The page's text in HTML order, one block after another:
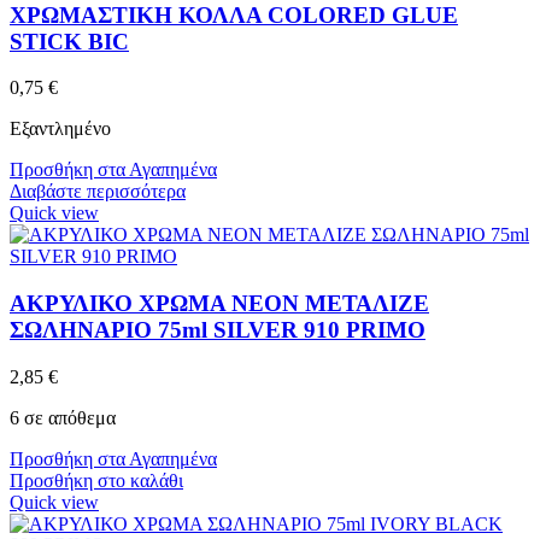
ΧΡΩΜΑΣΤΙΚΗ ΚΟΛΛΑ COLORED GLUE
STICK BIC
0,75 €
Εξαντλημένο
Προσθήκη στα Αγαπημένα
Διαβάστε περισσότερα
Quick view
ΑΚΡΥΛΙΚΟ ΧΡΩΜΑ ΝΕΟΝ ΜΕΤΑΛΙΖΕ
ΣΩΛΗΝΑΡΙΟ 75ml SILVER 910 PRIMO
2,85 €
6 σε απόθεμα
Προσθήκη στα Αγαπημένα
Προσθήκη στο καλάθι
Quick view